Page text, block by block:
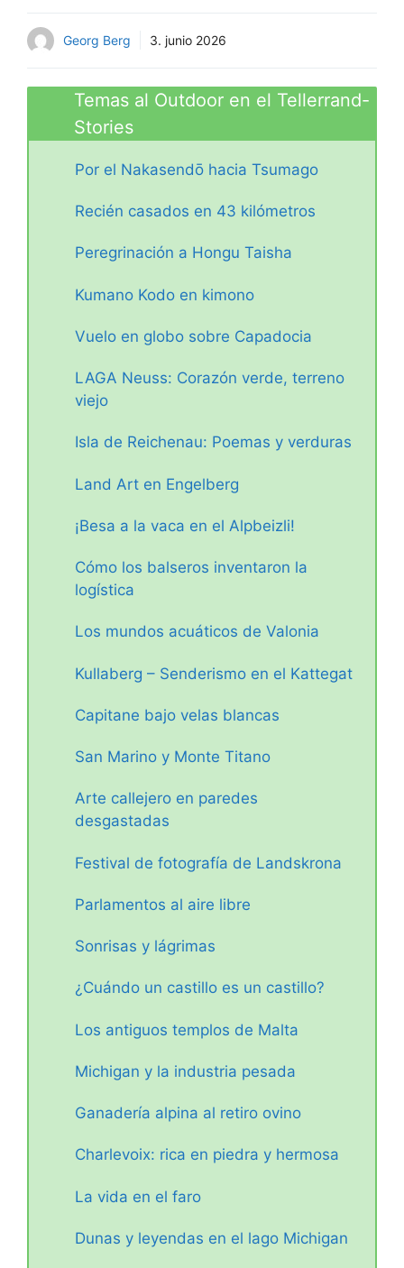
Georg Berg 3. junio 2026
Temas al Outdoor en el Tellerrand-
Stories
Por el Nakasendō hacia Tsumago
Recién casados en 43 kilómetros
Peregrinación a Hongu Taisha
Kumano Kodo en kimono
Vuelo en globo sobre Capadocia
LAGA Neuss: Corazón verde, terreno
viejo
Isla de Reichenau: Poemas y verduras
Land Art en Engelberg
¡Besa a la vaca en el Alpbeizli!
Cómo los balseros inventaron la
logística
Los mundos acuáticos de Valonia
Kullaberg – Senderismo en el Kattegat
Capitane bajo velas blancas
San Marino y Monte Titano
Arte callejero en paredes
desgastadas
Festival de fotografía de Landskrona
Parlamentos al aire libre
Sonrisas y lágrimas
¿Cuándo un castillo es un castillo?
Los antiguos templos de Malta
Michigan y la industria pesada
Ganadería alpina al retiro ovino
Charlevoix: rica en piedra y hermosa
La vida en el faro
Dunas y leyendas en el lago Michigan